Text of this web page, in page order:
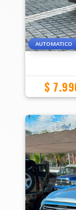
AUTOMATICO
$